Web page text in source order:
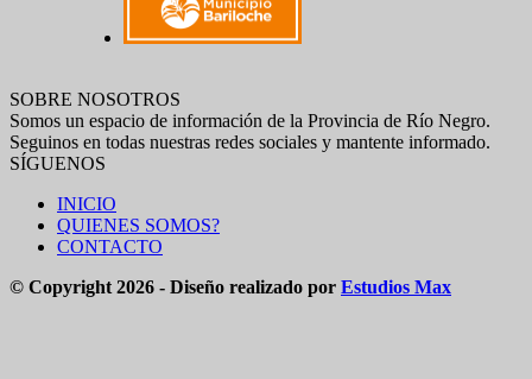
SOBRE NOSOTROS
Somos un espacio de información de la Provincia de Río Negro.
Seguinos en todas nuestras redes sociales y mantente informado.
SÍGUENOS
INICIO
QUIENES SOMOS?
CONTACTO
© Copyright 2026 - Diseño realizado por Estudios Max